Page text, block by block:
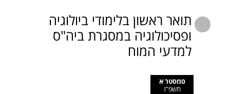
תואר ראשון בלימודי ביולוגיה
ופסיכולוגיה במסגרת ביה"ס
למדעי המוח
סמסטר א
תשפ"ז